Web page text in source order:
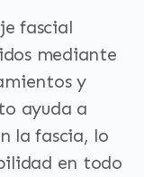
fascial
mediante
y
ayuda a
la fascia, lo
en todo